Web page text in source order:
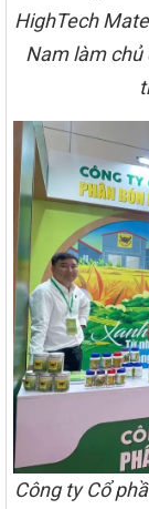
HighTech
Nam làm chủ
Công ty Cổ